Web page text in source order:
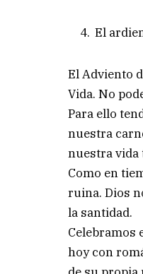
El
El Adviento
Vida. No
Para ello
nuestra
nuestra vida
Como en
ruina. Dios
la santidad.
Celebramos
hoy con